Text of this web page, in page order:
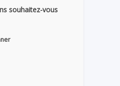
souhaitez-vous